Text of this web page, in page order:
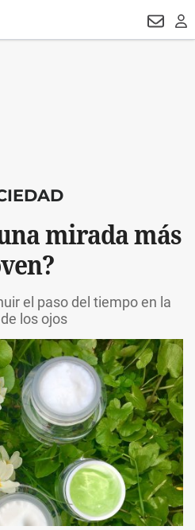
mirada más
el paso del tiempo en la
los ojos